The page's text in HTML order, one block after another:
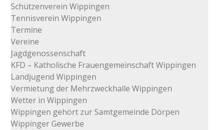
Schützenverein Wippingen
Tennisverein Wippingen
Termine
Vereine
Jagdgenossenschaft
KFD – Katholische Frauengemeinschaft Wippingen
Landjugend Wippingen
Vermietung der Mehrzweckhalle Wippingen
Wetter in Wippingen
Wippingen gehört zur Samtgemeinde Dörpen
Wippinger Gewerbe